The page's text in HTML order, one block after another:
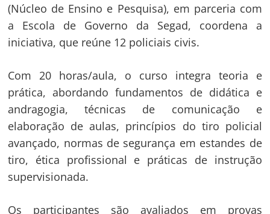
(Núcleo de Ensino e Pesquisa), em parceria com
a Escola de Governo da Segad, coordena a
iniciativa, que reúne 12 policiais civis.
Com 20 horas/aula, o curso integra teoria e
prática, abordando fundamentos de didática e
andragogia, técnicas de comunicação e
elaboração de aulas, princípios do tiro policial
avançado, normas de segurança em estandes de
tiro, ética profissional e práticas de instrução
supervisionada.
Os participantes são avaliados em provas